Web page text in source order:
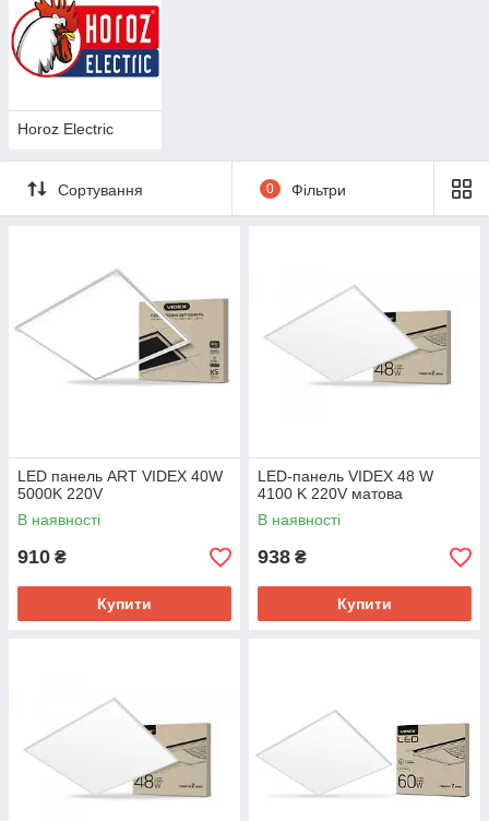
Horoz Electric
Сортування 0 Фільтри
LED панель ART VIDEX 40W
5000K 220V
В наявності
910 ₴
Купити
LED-панель VIDEX 48 W
4100 K 220V матова
В наявності
938 ₴
Купити